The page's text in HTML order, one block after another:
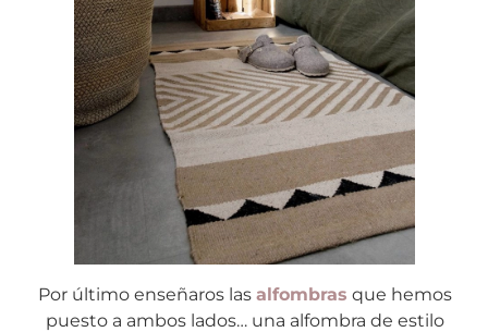
Por último enseñaros las alfombras que hemos
puesto a ambos lados… una alfombra de estilo